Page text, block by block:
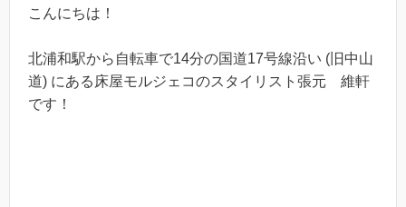
こんにちは！
北浦和駅から自転車で14分の国道17号線沿い (旧中山
道) にある床屋モルジェコのスタイリスト張元 維軒
です！